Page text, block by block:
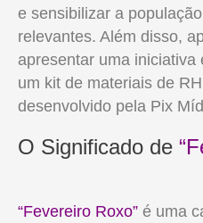
e sensibilizar a
relevantes. Além disso,
apresentar uma iniciativa
um kit de materiais de
desenvolvido pela Pix
O Significado de
“Fevereiro Roxo” é uma